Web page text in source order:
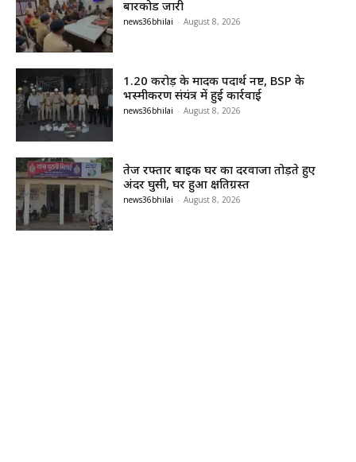
बारकोड जारी
news36bhilai - August 8, 2026
1.20 करोड़ के मादक पदार्थ नष्ट, BSP के
भस्मीकरण संयंत्र में हुई कार्रवाई
news36bhilai - August 8, 2026
तेज रफ्तार बाइक घर का दरवाजा तोड़ते हुए
अंदर घुसी, घर हुआ क्षतिग्रस्त
news36bhilai - August 8, 2026